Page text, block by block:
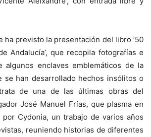
ha previsto la presentación del libro ’50
Andalucía’, que recopila fotografías e
algunos enclaves emblemáticos de la
se han desarrollado hechos insólitos o
de una de las últimas obras del
José Manuel Frías, que plasma en
por Cydonia, un trabajo de varios años
reuniendo historias de diferentes